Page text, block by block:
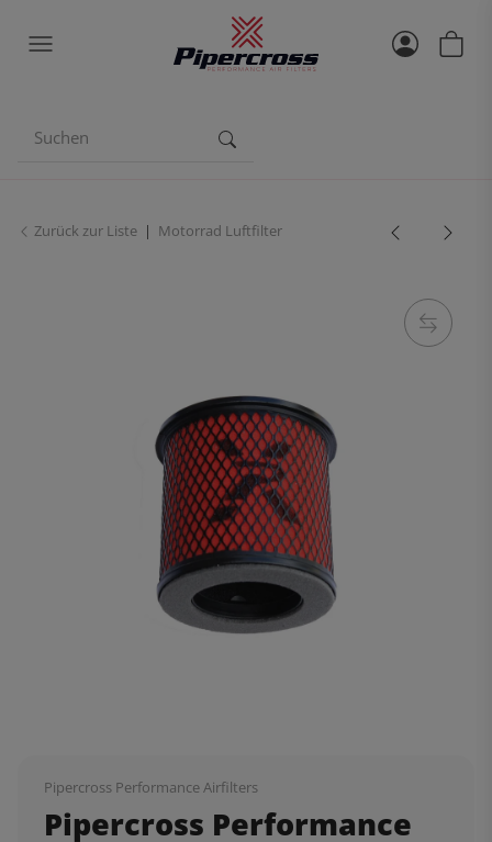
Zurück zur Liste Motorrad Luftfilter
Pipercross Performance Airfilters
Pipercross Performance